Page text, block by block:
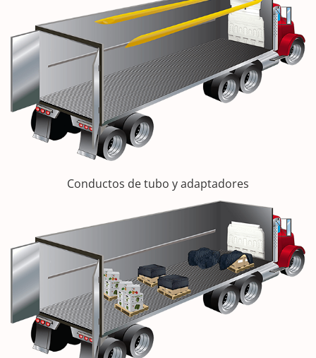
Conductos de tubo y adaptadores